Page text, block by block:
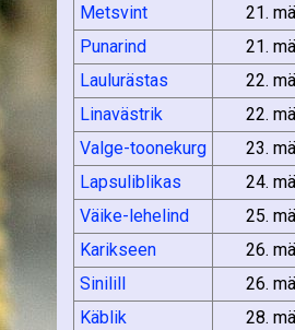
Metsvint
21.
Punarind
21.
Laulurästas
22.
Linavästrik
22.
Valge-toonekurg
23.
Lapsuliblikas
24.
Väike-lehelind
25.
Karikseen
26.
Sinilill
26.
Käblik
28.